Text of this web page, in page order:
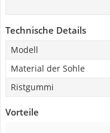
Technische Details
Modell
Material der Sohle
Ristgummi
Vorteile